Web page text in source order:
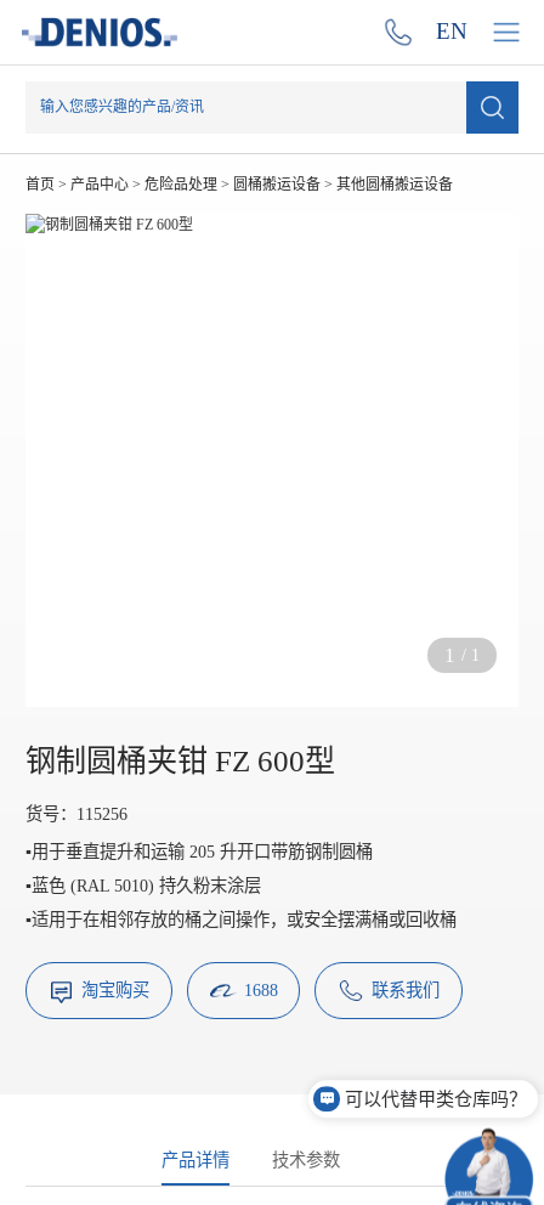
EN
首页 > 产品中心> 危险品处理 > 圆桶搬运设备> 其他圆桶搬运设备
1 / 1
钢制圆桶夹钳 FZ 600型
货号：115256
▪️用于垂直提升和运输 205 升开口带筋钢制圆桶
▪️蓝色 (RAL 5010) 持久粉末涂层
▪️适用于在相邻存放的桶之间操作，或安全摆满桶或回收桶
淘宝购买 1688 联系我们
产品详情 技术参数
可以代替甲类仓库吗？